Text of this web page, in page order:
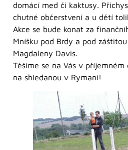
domácí med či kaktusy.
chutné občerstvení a u dětí
Akce se bude konat za
Mníšku pod Brdy a pod
Magdaleny Davis.
Těšíme se na Vás v
na shledanou v Rymani!